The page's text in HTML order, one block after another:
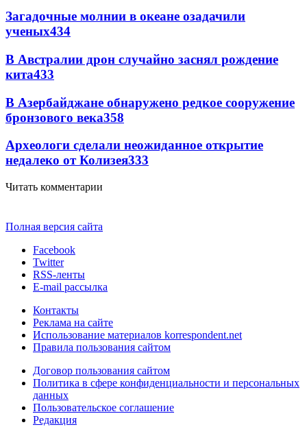
Загадочные молнии в океане озадачили
ученых434
В Австралии дрон случайно заснял рождение
кита433
В Азербайджане обнаружено редкое сооружение
бронзового века358
Археологи сделали неожиданное открытие
недалеко от Колизея333
Читать комментарии
Полная версия сайта
Facebook
Twitter
RSS-ленты
E-mail рассылка
Контакты
Реклама на сайте
Использование материалов korrespondent.net
Правила пользования сайтом
Договор пользования сайтом
Политика в сфере конфиденциальности и персональных
данных
Пользовательское соглашение
Редакция